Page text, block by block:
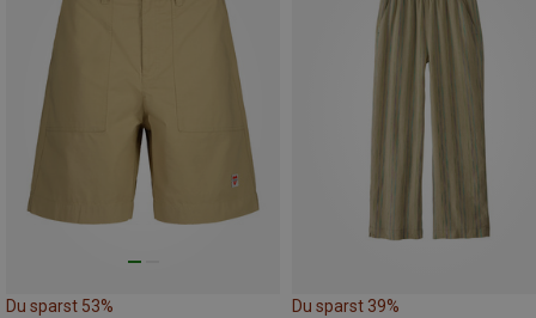
Du sparst 53% Du sparst 39%